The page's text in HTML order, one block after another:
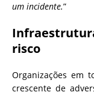
um incidente.”
risco
Organizações em
crescente de